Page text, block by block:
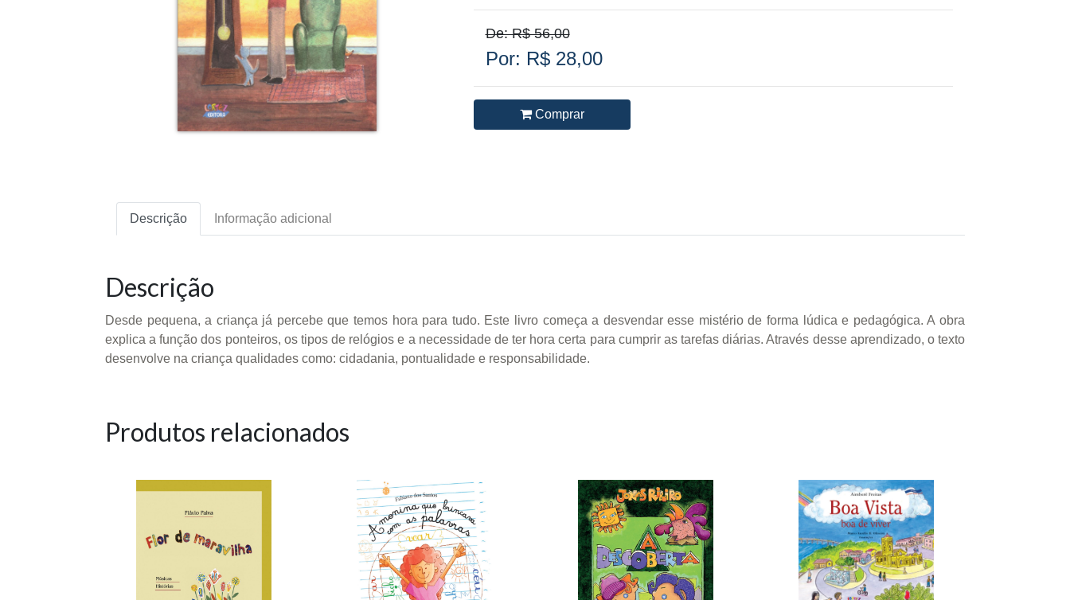
De: R$ 56,00
Por: R$ 28,00
Comprar
Descrição Informação adicional
Descrição
Desde pequena, a criança já percebe que temos hora para tudo. Este livro começa a desvendar esse mistério de forma lúdica e pedagógica. A obra
explica a função dos ponteiros, os tipos de relógios e a necessidade de ter hora certa para cumprir as tarefas diárias. Através desse aprendizado, o texto
desenvolve na criança qualidades como: cidadania, pontualidade e responsabilidade.
Produtos relacionados